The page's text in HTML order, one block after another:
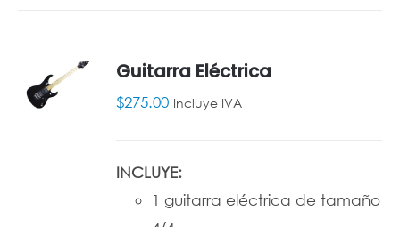
AÑADIR
Guitarra Eléctrica
$275.00 Incluye IVA
INCLUYE:
1 guitarra eléctrica de tamaño